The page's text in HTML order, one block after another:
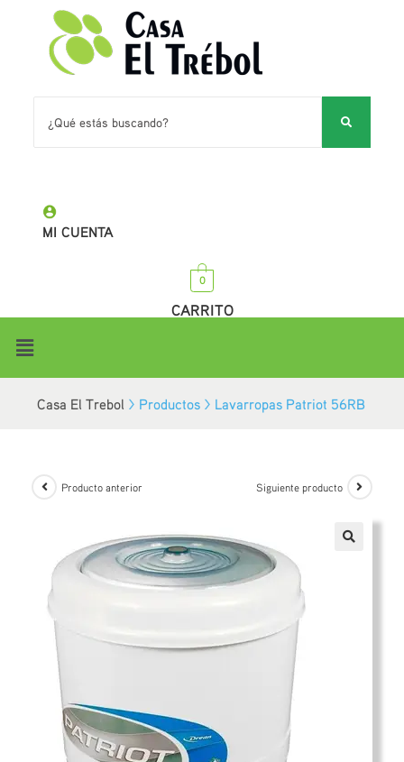
MI CUENTA
0
CARRITO
Casa El Trebol > Productos > Lavarropas Patriot 56RB
Producto anterior Siguiente producto